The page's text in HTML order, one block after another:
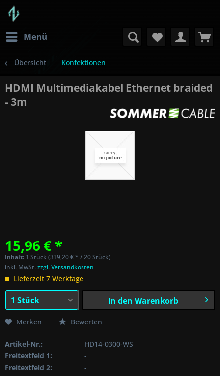
Menü
Übersicht Konfektionen
HDMI Multimediakabel Ethernet braided
- 3m
15,96 € *
Inhalt: 1 Stück (319,20 € * / 20 Stück)
inkl. MwSt.zzgl. Versandkosten
Lieferzeit 7 Werktage
In den Warenkorb
Merken Bewerten
Artikel-Nr.:
HD14-0300-WS
Freitextfeld 1:
-
Freitextfeld 2:
-